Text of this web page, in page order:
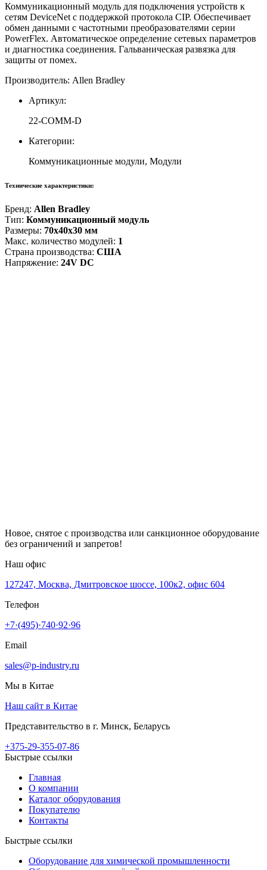
Bradley
22-
COMM-
D
Коммуникационный модуль для подключения устройств к
сетям DeviceNet с поддержкой протокола CIP. Обеспечивает
обмен данными с частотными преобразователями серии
PowerFlex. Автоматическое определение сетевых параметров
и диагностика соединения. Гальваническая развязка для
защиты от помех.
Производитель: Allen Bradley
Артикул:
22-COMM-D
Категории:
Коммуникационные модули, Модули
Технические характеристики:
Бренд: Allen Bradley
Тип: Коммуникационный модуль
Размеры: 70x40x30 мм
Макс. количество модулей: 1
Страна производства: США
Напряжение: 24V DC
Новое, снятое с производства или санкционное оборудование
без ограничений и запретов!
Наш офис
127247, Москва, Дмитровское шоссе, 100к2, офис 604
Телефон
+7·(495)·740·92·96
Email
sales@p-industry.ru
Мы в Китае
Наш сайт в Китае
Представительство в г. Минск, Беларусь
+375-29-355-07-86
Быстрые ссылки
Главная
О компании
Каталог оборудования
Покупателю
Контакты
Быстрые ссылки
Оборудование для химической промышленности